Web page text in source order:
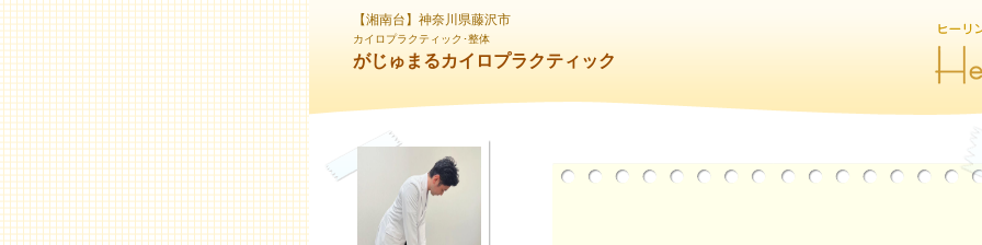
【湘南台】神奈川県藤沢市
カイロプラクティック･整体
がじゅまるカイロプラクティック